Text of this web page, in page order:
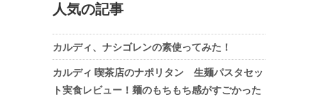
人気の記事
カルディ、ナシゴレンの素使ってみた！
カルディ 喫茶店のナポリタン 生麺パスタセッ
ト実食レビュー！麺のもちもち感がすごかった